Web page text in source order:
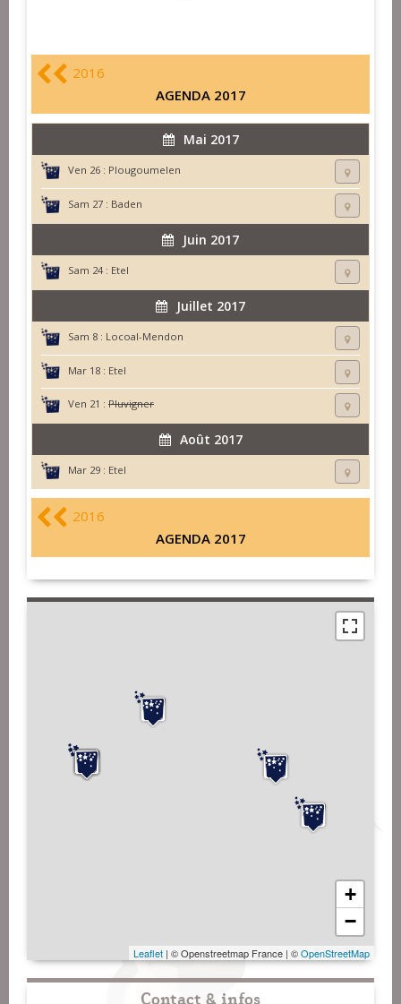
2016
AGENDA 2017
Mai 2017
Ven 26 : Plougoumelen
Sam 27 : Baden
Juin 2017
Sam 24 : Etel
Juillet 2017
Sam 8 : Locoal-Mendon
Mar 18 : Etel
Ven 21 : Pluvigner
Août 2017
Mar 29 : Etel
2016
AGENDA 2017
+
−
Leaflet | © Openstreetmap France | ©OpenStreetMap
Contact & infos